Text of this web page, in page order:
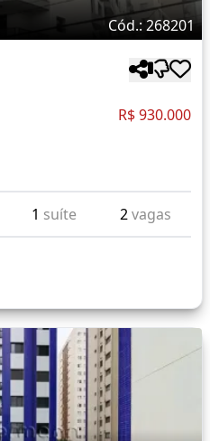
Cód.: 268201
R$ 930.000
1 suíte 2vagas